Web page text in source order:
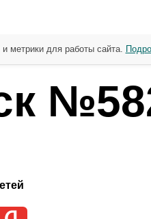
метрики для работы сайта.